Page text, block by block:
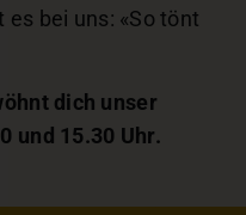
bei uns: «So tönt
dich unser
und 15.30 Uhr.